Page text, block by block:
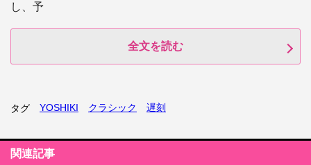
し、予
全文を読む
タグ YOSHIKI クラシック 遅刻
関連記事